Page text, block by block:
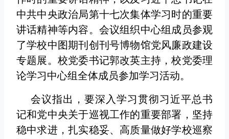
中共中央政治局第十七次集体学习时的重要
讲话精神等内容。会议组织中心组成员参观
了学校中图期刊创刊号博物馆党风廉政建设
专题展。校党委书记郭改英主持，校党委理
论学习中心组全体成员参加学习活动。
会议指出，要深入学习贯彻习近平总书
记和党中央关于巡视工作的重要部署，坚持
稳中求进，扎实稳妥、高质量做好学校巡察